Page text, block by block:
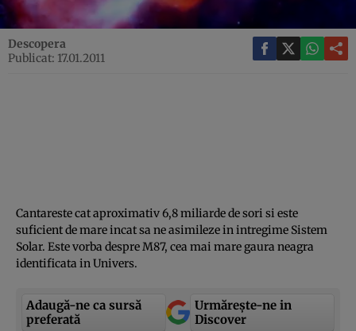
Descopera
Publicat: 17.01.2011
Cantareste cat aproximativ 6,8 miliarde de sori si este
suficient de mare incat sa ne asimileze in intregime Sistem
Solar. Este vorba despre M87, cea mai mare gaura neagra
identificata in Univers.
Adaugă-ne ca sursă
preferată
Urmărește-ne in
Discover